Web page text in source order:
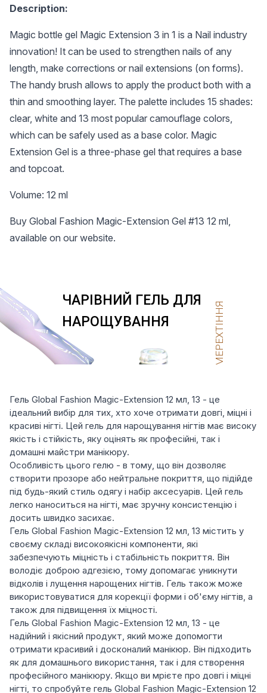
Description:
Magic bottle gel Magic Extension 3 in 1 is a Nail industry
innovation! It can be used to strengthen nails of any
length, make corrections or nail extensions (on forms).
The handy brush allows to apply the product both with a
thin and smoothing layer. The palette includes 15 shades:
clear, white and 13 most popular camouflage colors,
which can be safely used as a base color. Magic
Extension Gel is a three-phase gel that requires a base
and topcoat.
Volume: 12 ml
Buy Global Fashion Magic-Extension Gel #13 12 ml,
available on our website.
Гель Global Fashion Magic-Extension 12 мл, 13 - це
ідеальний вибір для тих, хто хоче отримати довгі, міцні і
красиві нігті. Цей гель для нарощування нігтів має високу
якість і стійкість, яку оцінять як професійні, так і
домашні майстри манікюру.
Особливість цього гелю - в тому, що він дозволяє
створити прозоре або нейтральне покриття, що підійде
під будь-який стиль одягу і набір аксесуарів. Цей гель
легко наноситься на нігті, має зручну консистенцію і
досить швидко засихає.
Гель Global Fashion Magic-Extension 12 мл, 13 містить у
своєму складі високоякісні компоненти, які
забезпечують міцність і стабільність покриття. Він
володіє доброю адгезією, тому допомагає уникнути
відколів і лущення нарощених нігтів. Гель також може
використовуватися для корекції форми і об'єму нігтів, а
також для підвищення їх міцності.
Гель Global Fashion Magic-Extension 12 мл, 13 - це
надійний і якісний продукт, який може допомогти
отримати красивий і досконалий манікюр. Він підходить
як для домашнього використання, так і для створення
професійного манікюру. Якщо ви мрієте про довгі і міцні
нігті, то спробуйте гель Global Fashion Magic-Extension 12